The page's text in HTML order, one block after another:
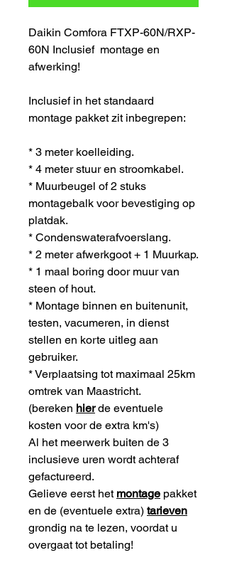
Daikin Comfora FTXP-60N/RXP-
60N Inclusief montage en
afwerking!
Inclusief in het standaard
montage pakket zit inbegrepen:
* 3 meter koelleiding.
* 4 meter stuur en stroomkabel.
* Muurbeugel of 2 stuks
montagebalk voor bevestiging op
platdak.
* Condenswaterafvoerslang.
* 2 meter afwerkgoot + 1 Muurkap.
* 1 maal boring door muur van
steen of hout.
* Montage binnen en buitenunit,
testen, vacumeren, in dienst
stellen en korte uitleg aan
gebruiker.
* Verplaatsing tot maximaal 25km
omtrek van Maastricht.
(bereken hierde eventuele
kosten voor de extra km's)
Al het meerwerk buiten de 3
inclusieve uren wordt achteraf
gefactureerd.
Gelieve eerst het montage pakket
en de (eventuele extra) tarieven
grondig na te lezen, voordat u
overgaat tot betaling!